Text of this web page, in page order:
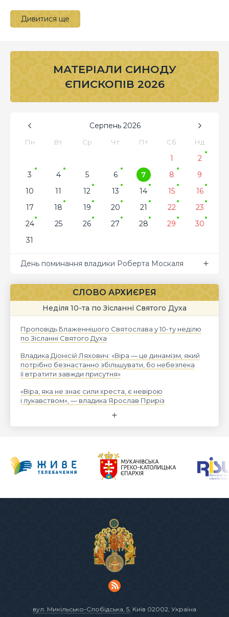
Дивитися ще
МАТЕРІАЛИ СИНОДУ
ЄПИСКОПІВ 2026
Серпень 2026
Пн Вт Ср Чт Пт Сб Нд
1
2
3
4 5 6 7 8
9
10
11 12 13 14 15
16
17
18 19 20 21 22
23
24
25 26 27 28 29
30
31
День поминання владики Роберта Москаля
СЛОВО АРХИЄРЕЯ
Неділя 10-та по Зісланні Святого Духа
Проповідь Блаженнішого Святослава у 10-ту неділю
по Зісланні Святого Духа
Владика Діонісій Ляхович: «Віра — це динамізм, який
потрібно безнастанно збільшувати, бо небезпека
її втратити завжди присутня»
«Віра, яка не знає сили хреста, є невірою
і лукавством», — владика Ярослав Приріз
вул. Микільсько-Слобідська, 5 , Київ 02002, Україна